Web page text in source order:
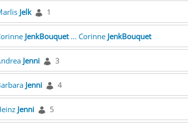
Jelk 1
JenkBouquet... Corinne JenkBouquet
Jenni 3
Jenni 4
Jenni 5